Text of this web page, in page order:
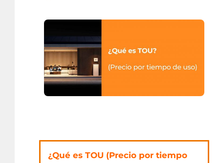
¿Qué es TOU (Precio por tiempo